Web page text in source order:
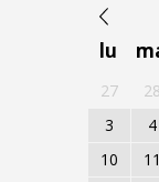
lu
27 28
3
4
10
11